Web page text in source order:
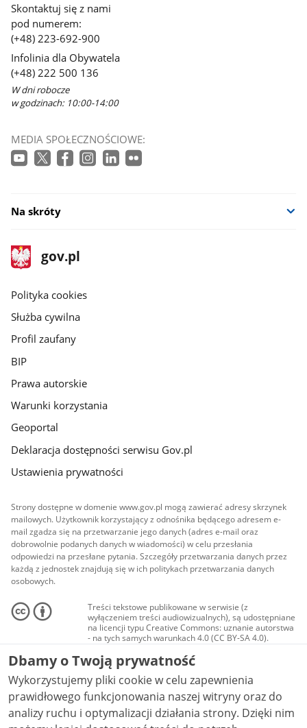
Skontaktuj się z nami
pod numerem:
(+48) 223-692-900
Infolinia dla Obywatela
(+48) 222 500 136
W dni robocze
w godzinach: 10:00-14:00
MEDIA SPOŁECZNOŚCIOWE:
Na skróty
stopka
gov.pl
Strona
gov.pl
gov.pl
Polityka cookies
Służba cywilna
Profil zaufany
BIP
Prawa autorskie
Warunki korzystania
Geoportal
Deklaracja dostępności serwisu Gov.pl
Ustawienia prywatności
Strony dostępne w domenie www.gov.pl mogą zawierać adresy skrzynek
mailowych. Użytkownik korzystający z odnośnika będącego adresem e-
mail zgadza się na przetwarzanie jego danych (adres e-mail oraz
dobrowolnie podanych danych w wiadomości) w celu przesłania
odpowiedzi na przesłane pytania. Szczegóły przetwarzania danych przez
każdą z jednostek znajdują się w ich politykach przetwarzania danych
osobowych.
Treści tekstowe publikowane w serwisie (z
wyłączeniem treści audiowizualnych), są udostępniane
na licencji typu Creative Commons: uznanie autorstwa
- na tych samych warunkach 4.0 (CC BY-SA 4.0).
Materiały audiowizualne, w tym zdjęcia, materiały
audio i wideo, są udostępniane na licencji typu
Creative Commons: uznanie autorstwa użycie
niekomercyjne - bez utworów zależnych 4.0 (CC BY-
NC-ND 4.0), o ile nie jest to stwierdzone inaczej.
Dbamy o Twoją prywatność
Wykorzystujemy pliki cookie w celu zapewnienia
prawidłowego funkcjonowania naszej witryny oraz do
analizy ruchu i optymalizacji działania strony. Dzięki nim